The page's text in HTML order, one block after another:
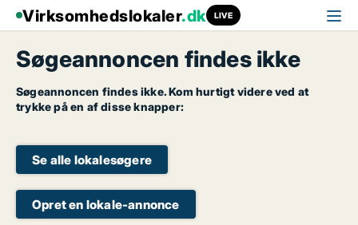
Virksomhedslokaler.dk LIVE
Søgeannoncen findes ikke
Søgeannoncen findes ikke. Kom hurtigt videre ved at
trykke på en af disse knapper:
Se alle lokalesøgere
Opret en lokale-annonce